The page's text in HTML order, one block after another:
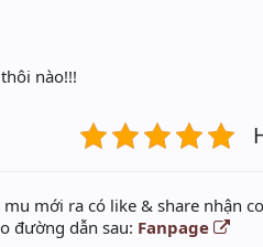
nào!!!
mới ra có like & share nhận
đường dẫn sau: Fanpage